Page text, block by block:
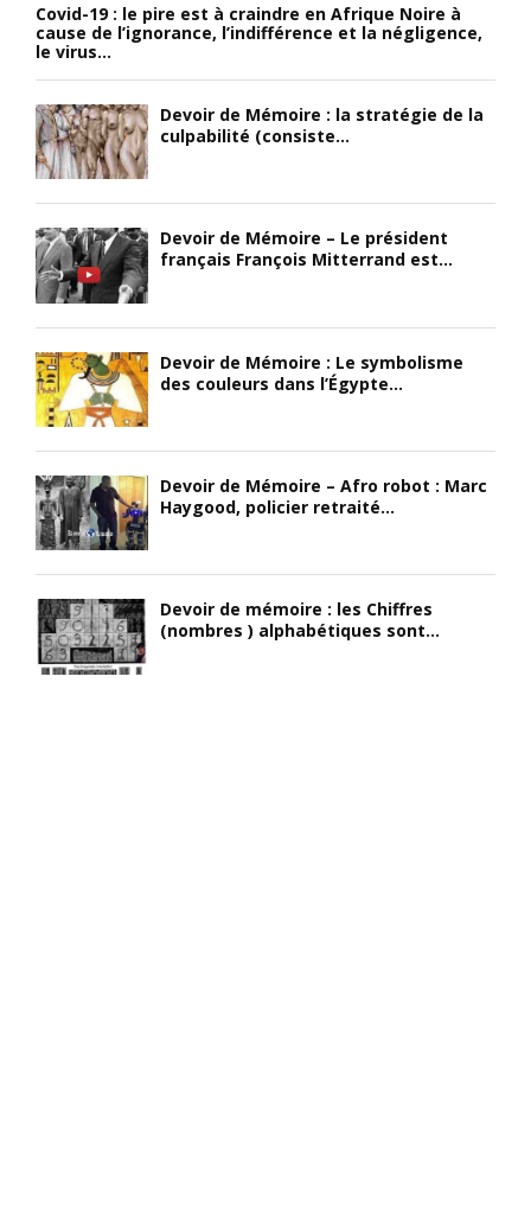
Covid-19 : le pire est à craindre en Afrique Noire à
cause de l’ignorance, l’indifférence et la négligence,
le virus...
Devoir de Mémoire : la stratégie de la
culpabilité (consiste...
Devoir de Mémoire – Le président
français François Mitterrand est...
Devoir de Mémoire : Le symbolisme
des couleurs dans l’Égypte...
Devoir de Mémoire – Afro robot : Marc
Haygood, policier retraité...
Devoir de mémoire : les Chiffres
(nombres ) alphabétiques sont...